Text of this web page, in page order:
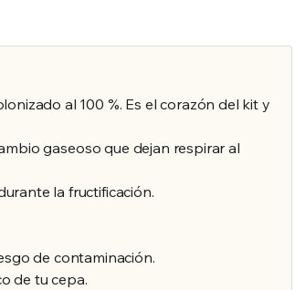
al 100 %. Es el corazón del kit y
gaseoso que dejan respirar al
la fructificación.
de contaminación.
de tu cepa.